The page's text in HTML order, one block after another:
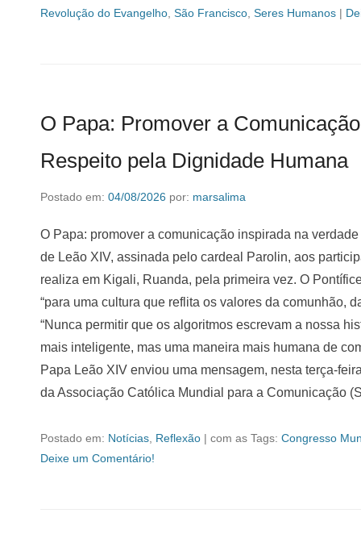
Revolução do Evangelho São Francisco Seres Humanos |
O Papa: Promover a
Respeito pela Dignidade Humana
Postado em: 04/08/2026 por: marsalima
O Papa: promover a comunicação inspirada na
de Leão XIV, assinada pelo cardeal Parolin, aos
realiza em Kigali, Ruanda, pela primeira vez. O
“para uma cultura que reflita os valores da comunhão,
“Nunca permitir que os algoritmos escrevam a nossa
mais inteligente, mas uma maneira mais humana de
Papa Leão XIV enviou uma mensagem, nesta terça-
da Associação Católica Mundial para a Comunicação
Postado em: Notícias Reflexão | com as Tags: Congresso
Deixe um Comentário!